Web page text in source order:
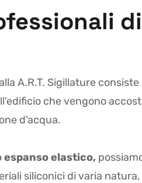
A.R.T. Sigillature consiste
che vengono
d'acqua.
elastico,
siliconici di varia